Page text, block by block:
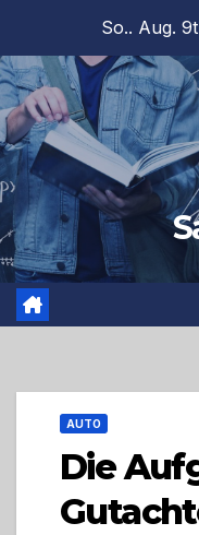
springen
So.. Aug.
AUTO
Die